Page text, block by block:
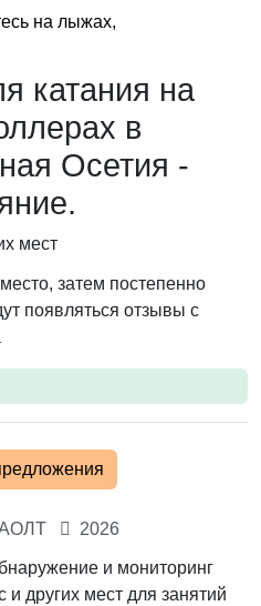
на лыжах,
катания на
в
Осетия -
мест
затем постепенно
появляться отзывы с
2026
и мониторинг
других мест для занятий